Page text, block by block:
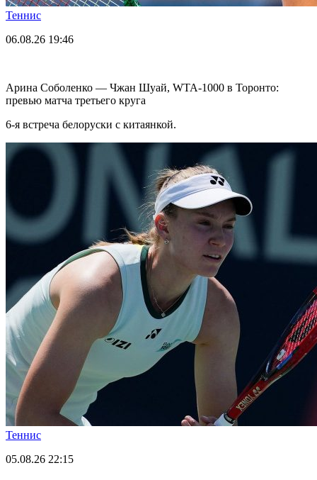
Теннис
06.08.26 19:46
Арина Соболенко — Чжан Шуай, WTA-1000 в Торонто:
превью матча третьего круга
6-я встреча белоруски с китаянкой.
Теннис
05.08.26 22:15